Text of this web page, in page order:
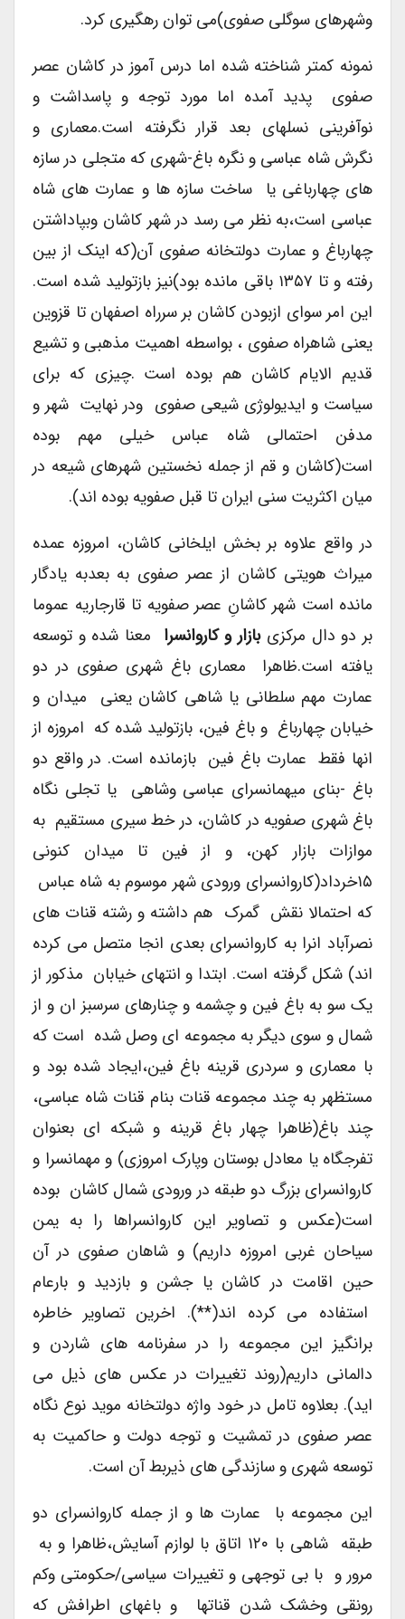
وشهرهای سوگلی صفوی)می توان رهگیری کرد.
نمونه کمتر شناخته شده اما درس آموز در کاشان عصر
صفوی پدید آمده اما مورد توجه و پاسداشت و
نوآفرینی نسلهای بعد قرار نگرفته است.معماری و
نگرش شاه عباسی و نگره باغ-شهری که متجلی در سازه
های چهارباغی یا ساخت سازه ها و عمارت های شاه
عباسی است،به نظر می رسد در شهر کاشان وبپاداشتن
چهارباغ و عمارت دولتخانه صفوی آن(که اینک از بین
رفته و تا ۱۳۵۷ باقی مانده بود)نیز بازتولید شده است.
این امر سوای ازبودن کاشان بر سرراه اصفهان تا قزوین
یعنی شاهراه صفوی ، بواسطه اهمیت مذهبی و تشیع
قدیم الایام کاشان هم بوده است .چیزی که برای
سیاست و ایدیولوژی شیعی صفوی ودر نهایت شهر و
مدفن احتمالی شاه عباس خیلی مهم بوده
است(کاشان و قم از جمله نخستین شهرهای شیعه در
میان اکثریت سنی ایران تا قبل صفویه بوده اند).
در واقع علاوه بر بخش ایلخانی کاشان، امروزه عمده
میراث هویتی کاشان از عصر صفوی به بعدبه یادگار
مانده است شهر کاشانِ عصر صفویه تا قارجاریه عموما
بر دو دال مرکزیبازار و کاروانسرامعنا شده و توسعه
یافته است.ظاهرا معماری باغ شهری صفوی در دو
عمارت مهم سلطانی یا شاهی کاشان یعنی میدان و
خیابان چهارباغ و باغ فین، بازتولید شده که امروزه از
انها فقط عمارت باغ فین بازمانده است. در واقع دو
باغ -بنای میهمانسرای عباسی وشاهی یا تجلی نگاه
باغ شهری صفویه در کاشان، در خط سیری مستقیم به
موازات بازار کهن، و از فین تا میدان کنونی
۱۵خرداد(کاروانسرای ورودی شهر موسوم به شاه عباس
که احتمالا نقش گمرک هم داشته و رشته قنات های
نصرآباد انرا به کاروانسرای بعدی انجا متصل می کرده
اند) شکل گرفته است. ابتدا و انتهای خیابان مذکور از
یک سو به باغ فین و چشمه و چنارهای سرسبز ان و از
شمال و سوی دیگر به مجموعه ای وصل شده است که
با معماری و سردری قرینه باغ فین،ایجاد شده بود و
مستظهر به چند مجموعه قنات بنام قنات شاه عباسی،
چند باغ(ظاهرا چهار باغ قرینه و شبکه ای بعنوان
تفرجگاه یا معادل بوستان وپارک امروزی) و مهمانسرا و
کاروانسرای بزرگ دو طبقه در ورودی شمال کاشان بوده
است(عکس و تصاویر این کاروانسراها را به یمن
سیاحان غربی امروزه داریم) و شاهان صفوی در آن
حین اقامت در کاشان یا جشن و بازدید و بارعام
استفاده می کرده اند(**). اخرین تصاویر خاطره
برانگیز این مجموعه را در سفرنامه های شاردن و
دالمانی داریم(روند تغییرات در عکس های ذیل می
اید). بعلاوه تامل در خود واژه دولتخانه موید نوع نگاه
عصر صفوی در تمشیت و توجه دولت و حاکمیت به
توسعه شهری و سازندگی های ذیربط آن است.
این مجموعه با عمارت ها و از جمله کاروانسرای دو
طبقه شاهی با ۱۲۰ اتاق با لوازم آسایش،ظاهرا و به
مرور و با بی توجهی و تغییرات سیاسی/حکومتی وکم
رونقی وخشک شدن قناتها و باغهای اطرافش که